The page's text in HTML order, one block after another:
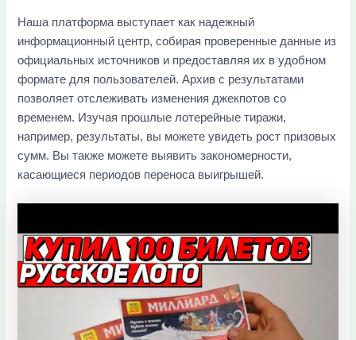
Наша платформа выступает как надежный
информационный центр, собирая проверенные данные из
официальных источников и предоставляя их в удобном
формате для пользователей. Архив с результатами
позволяет отслеживать изменения джекпотов со
временем. Изучая прошлые лотерейные тиражи,
например, результаты, вы можете увидеть рост призовых
сумм. Вы также можете выявить закономерности,
касающиеся периодов переноса выигрышей.